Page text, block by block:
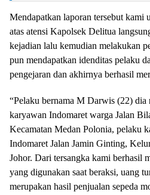
Mendapatkan laporan tersebut kami
atas atensi Kapolsek Delitua
kejadian lalu kemudian melakukan
pun mendapatkan idenditas pelaku
pengejaran dan akhirnya berhasil
“Pelaku bernama M Darwis (22) dia
karyawan Indomaret warga Jalan
Kecamatan Medan Polonia, pelaku
Indomaret Jalan Jamin Ginting,
Johor. Dari tersangka kami berhasil
yang digunakan saat beraksi, uang
merupakan hasil penjualan sepeda